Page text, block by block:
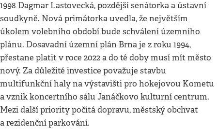
1998 Dagmar Lastovecká, pozdější senátorka a ústavní
soudkyně. Nová primátorka uvedla, že největším
úkolem volebního období bude schválení územního
plánu. Dosavadní územní plán Brna je z roku 1994,
přestane platit v roce 2022 a do té doby musí mít město
nový. Za důležité investice považuje stavbu
multifunkční haly na výstavišti pro hokejovou Kometu
a vznik koncertního sálu Janáčkovo kulturní centrum.
Mezi další priority počítá dopravu, městský obchvat
a rezidenční parkování.